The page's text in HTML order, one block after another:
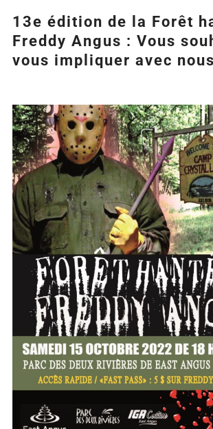
13e édition de la Forêt
Freddy Angus : Vous
vous impliquer avec
Agrandir
l&apos;image